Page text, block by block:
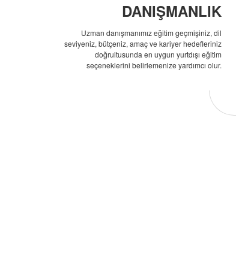
DANIŞMANLIK
Uzman danışmanımız eğitim geçmişiniz, dil
seviyeniz, bütçeniz, amaç ve kariyer hedefleriniz
doğrultusunda en uygun yurtdışı eğitim
seçeneklerini belirlemenize yardımcı olur.